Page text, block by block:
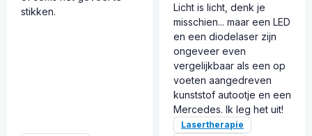
stikken.
Licht is licht, denk je
misschien... maar een LED
en een diodelaser zijn
ongeveer even
vergelijkbaar als een op
voeten aangedreven
kunststof autootje en een
Mercedes. Ik leg het uit!
Lasertherapie